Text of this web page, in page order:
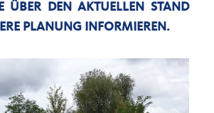
ÜBER DEN AKTUELLEN STAND
PLANUNG INFORMIEREN.